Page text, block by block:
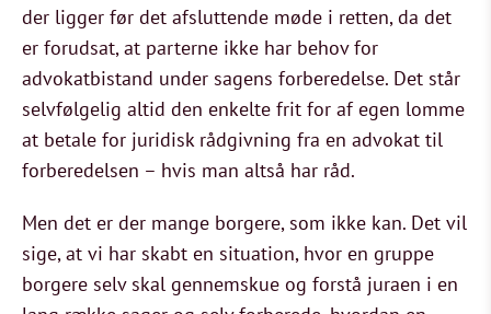
der ligger før det afsluttende møde i retten, da det
er forudsat, at parterne ikke har behov for
advokatbistand under sagens forberedelse. Det står
selvfølgelig altid den enkelte frit for af egen lomme
at betale for juridisk rådgivning fra en advokat til
forberedelsen – hvis man altså har råd.
Men det er der mange borgere, som ikke kan. Det vil
sige, at vi har skabt en situation, hvor en gruppe
borgere selv skal gennemskue og forstå juraen i en